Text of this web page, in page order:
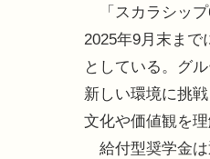
「スカラシップ
2025年9月末まで
としている。グ
新しい環境に挑
文化や価値観を
給付型奨学金は